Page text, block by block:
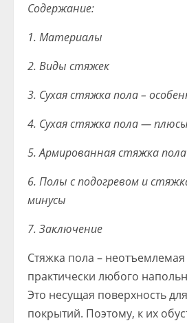
Содержание:
1. Материалы
2. Виды стяжек
3. Сухая стяжка пола –
4. Сухая стяжка пола — плюсы
5. Армированная стяжка пола
6. Полы с подогревом и
минусы
7. Заключение
Стяжка пола – неотъемлемая
практически любого
Это несущая поверхность
покрытий. Поэтому, к их